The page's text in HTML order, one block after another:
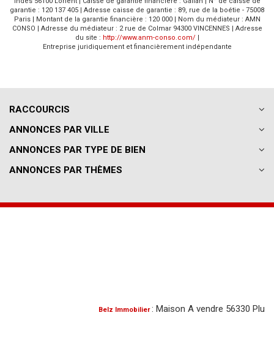
garantie : 120 137 405 | Adresse caisse de garantie : 89, rue de la boétie - 75008
Paris | Montant de la garantie financière : 120 000 | Nom du médiateur : AMN
CONSO | Adresse du médiateur : 2 rue de Colmar 94300 VINCENNES | Adresse
du site : http://www.anm-conso.com/ |
Entreprise juridiquement et financièrement indépendante
RACCOURCIS
ANNONCES PAR VILLE
ANNONCES PAR TYPE DE BIEN
ANNONCES PAR THÈMES
Belz Immobilier: Maison A vendre 56330